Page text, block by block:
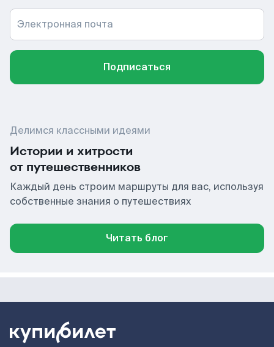
Электронная почта
Подписаться
Делимся классными идеями
Истории и хитрости
от путешественников
Каждый день строим маршруты для вас, используя
собственные знания о путешествиях
Читать блог